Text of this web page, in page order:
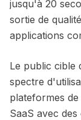
jusqu'à 20
sortie de
applications
Le public cible
spectre
plateformes
SaaS avec